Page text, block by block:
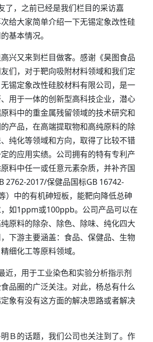
了，之前已经是我们栏目的采访嘉
给大家简单介绍一下无锡定象改性硅
基本情况。
兴又来到栏目做客。感谢《昊图食品
们，对于靶向吸附材料领域和我们定
锡定象改性硅胶材料有限公司，是一
用于一体的创新型高科技企业，潜心
料中的重金属残留领域的技术研究和
产品，在高端提取物和高纯原料的除
纯化等领域和方向，取得了比较不错
的应用实绩。公司拥有的特有专利产
料中任一或任意元素杂质，并补齐国
2762-2017/保健品国标GB 16742-
）中的有机砷短板，能靶向降低总砷
如1ppm或100ppb。公司产品可以在
原料的除杂、除色、除味、纯化四大
下游主要涵盖：食品、保健品、生物
细化工等原料领域。
近，用于工业染色和实验分析指示剂
品圈的广泛关注。对此，杨总有什么
象有没有这方面的解决思路或者解决
Ｂ的话题，我们公司也关注到了。作